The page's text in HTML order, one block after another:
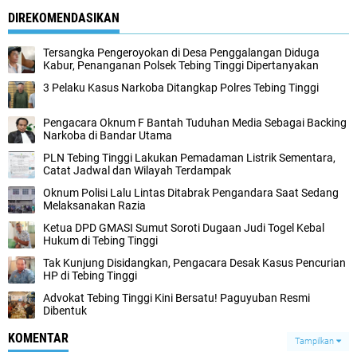
DIREKOMENDASIKAN
Tersangka Pengeroyokan di Desa Penggalangan Diduga
Kabur, Penanganan Polsek Tebing Tinggi Dipertanyakan
3 Pelaku Kasus Narkoba Ditangkap Polres Tebing Tinggi
Pengacara Oknum F Bantah Tuduhan Media Sebagai Backing
Narkoba di Bandar Utama
PLN Tebing Tinggi Lakukan Pemadaman Listrik Sementara,
Catat Jadwal dan Wilayah Terdampak
Oknum Polisi Lalu Lintas Ditabrak Pengandara Saat Sedang
Melaksanakan Razia
Ketua DPD GMASI Sumut Soroti Dugaan Judi Togel Kebal
Hukum di Tebing Tinggi
Tak Kunjung Disidangkan, Pengacara Desak Kasus Pencurian
HP di Tebing Tinggi
Advokat Tebing Tinggi Kini Bersatu! Paguyuban Resmi
Dibentuk
KOMENTAR Tampilkan